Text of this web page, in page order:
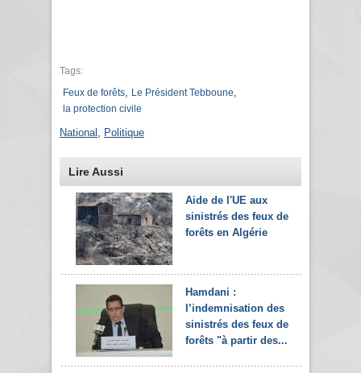
Tags:
Feux de forêts
Le Président Tebboune
la protection civile
National Politique
Lire Aussi
Aide de l'UE aux
sinistrés des feux de
forêts en Algérie
Hamdani :
l’indemnisation des
sinistrés des feux de
forêts "à partir des...